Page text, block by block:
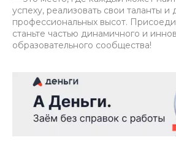
успеху, реализовать свои таланты и
профессиональных высот.
станьте частью динамичного и
образовательного сообщества!